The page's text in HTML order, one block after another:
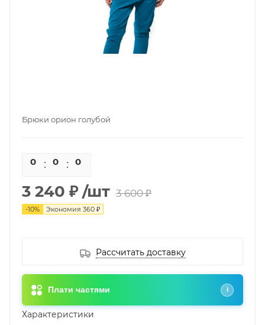
Брюки орион голубой
0 0 0
3 240 ₽ /шт 3 600 ₽
-10% Экономия 360 ₽
Рассчитать доставку
Плати частями i
Характеристики